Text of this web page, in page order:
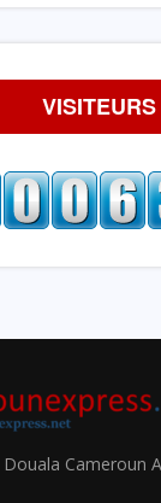
VISITEURS
Douala Cameroun